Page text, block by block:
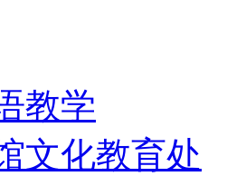
教学
文化教育处